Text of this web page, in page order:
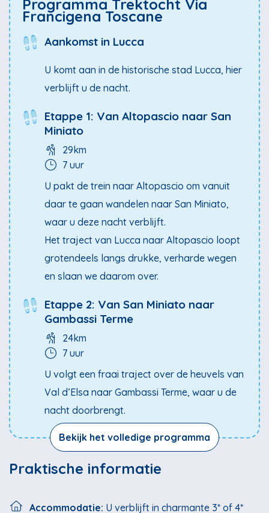
Programma Trektocht Via
Francigena Toscane
Aankomst in Lucca
U komt aan in de historische stad Lucca, hier
verblijft u de nacht.
Etappe 1: Van Altopascio naar San
Miniato
29km
7 uur
U pakt de trein naar Altopascio om vanuit
daar te gaan wandelen naar San Miniato,
waar u deze nacht verblijft.
Het traject van Lucca naar Altopascio loopt
grotendeels langs drukke, verharde wegen
en slaan we daarom over.
Etappe 2: Van San Miniato naar
Gambassi Terme
24km
7 uur
U volgt een fraai traject over de heuvels van
Val d’Elsa naar Gambassi Terme, waar u de
nacht doorbrengt.
Bekijk het volledige programma
Praktische informatie
Accommodatie: U verblijft in charmante 3* of 4*